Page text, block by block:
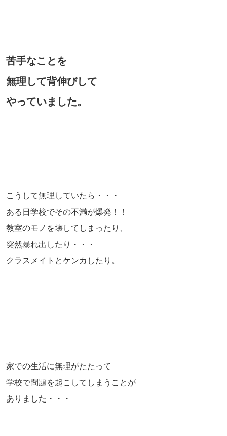
苦手なことを
無理して背伸びして
やっていました。
こうして無理していたら・・・
ある日学校でその不満が爆発！！
教室のモノを壊してしまったり、
突然暴れ出したり・・・
クラスメイトとケンカしたり。
家での生活に無理がたたって
学校で問題を起こしてしまうことが
ありました・・・